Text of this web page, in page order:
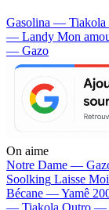
Gasolina — Tiakola
— Landy Mon
— Gazo
On aime
Notre Dame —
Soolking Laisse
Bécane —Yamê
— Tiakola Outro —